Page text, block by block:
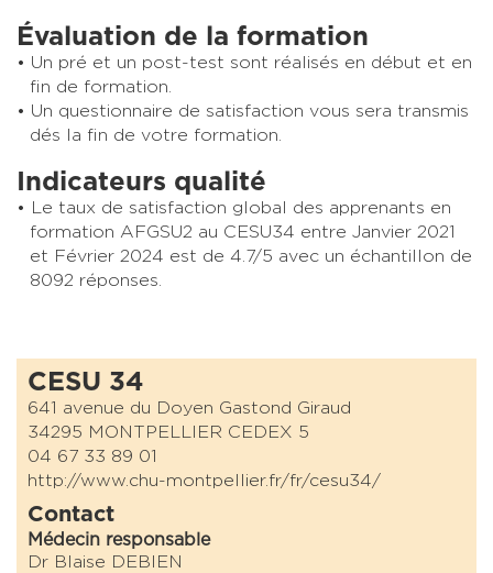
Évaluation de la formation
Un pré et un post-test sont réalisés en début et en
fin de formation.
Un questionnaire de satisfaction vous sera transmis
dés la fin de votre formation.
Indicateurs qualité
Le taux de satisfaction global des apprenants en
formation AFGSU2 au CESU34 entre Janvier 2021
et Février 2024 est de 4.7/5 avec un échantillon de
8092 réponses.
CESU 34
641 avenue du Doyen Gastond Giraud
34295 MONTPELLIER CEDEX 5
04 67 33 89 01
http://www.chu-montpellier.fr/fr/cesu34/
Contact
Médecin responsable
Dr Blaise DEBIEN